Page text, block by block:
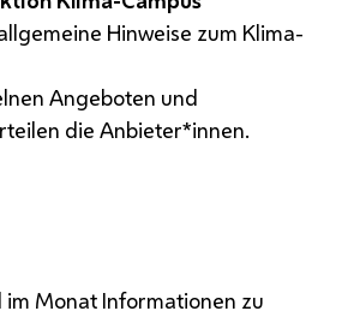
Hinweise zum Klima-
Angeboten und
die Anbieter*innen.
im Monat Informationen zu